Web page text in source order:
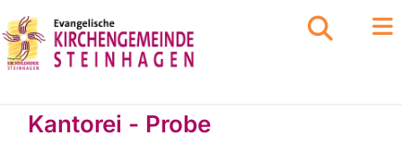
Kantorei - Probe